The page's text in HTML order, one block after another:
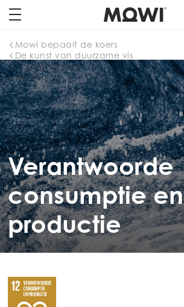
Home
Duurzaamheid
De kunst van duurzame vis
Mowi bepaalt de koers
Verantwoorde
consumptie en
productie